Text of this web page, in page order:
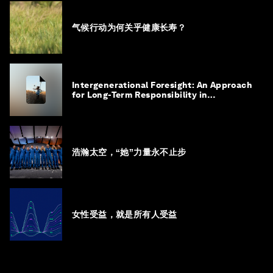
气候行动为何关乎健康长寿？
Intergenerational Foresight: An Approach
for Long-Term Responsibility in
浩瀚太空，“她”力量永不止步
女性受益，就是所有人受益